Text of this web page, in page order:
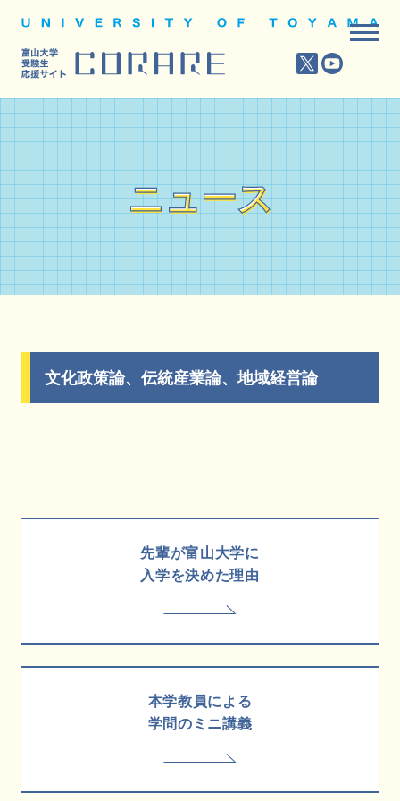
ニュース
ニュース
文化政策論、伝統産業論、地域経営論
先輩が富山大学に
入学を決めた理由
本学教員による
学問のミニ講義